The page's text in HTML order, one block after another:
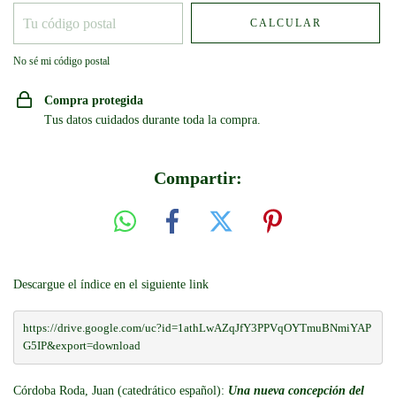
CALCULAR
No sé mi código postal
Compra protegida
Tus datos cuidados durante toda la compra.
Compartir:
Descargue el índice en el siguiente link
https://drive.google.com/uc?id=1athLwAZqJfY3PPVqOYTmuBNmiYAP
G5IP&export=download
Córdoba Roda, Juan (catedrático español): Una nueva concepción del